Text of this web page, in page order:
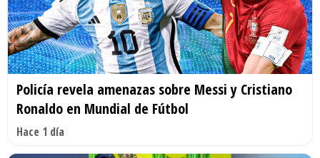
Policía revela amenazas sobre Messi y Cristiano
Ronaldo en Mundial de Fútbol
Hace 1 día